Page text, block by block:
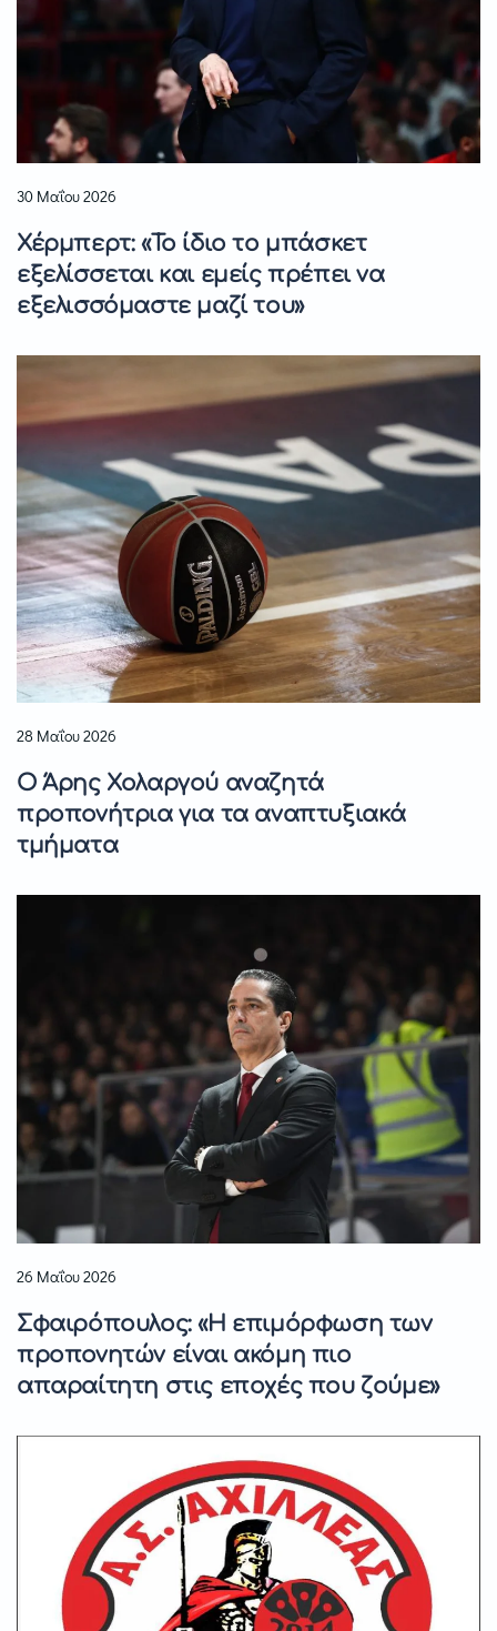
30 Μαΐου 2026
Χέρμπερτ: «Το ίδιο το μπάσκετ
εξελίσσεται και εμείς πρέπει να
εξελισσόμαστε μαζί του»
28 Μαΐου 2026
Ο Άρης Χολαργού αναζητά
προπονήτρια για τα αναπτυξιακά
τμήματα
26 Μαΐου 2026
Σφαιρόπουλος: «Η επιμόρφωση των
προπονητών είναι ακόμη πιο
απαραίτητη στις εποχές που ζούμε»